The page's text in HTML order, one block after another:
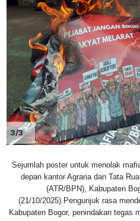
3/3
Sejumlah poster untuk menolak
depan kantor Agraria dan Tata
(ATR/BPN), Kabupaten
(21/10/2025).Pengunjuk rasa
Kabupaten Bogor, penindakan tegas